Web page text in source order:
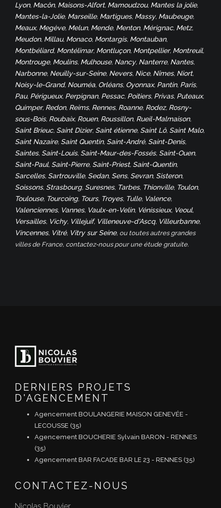
Lyon, Macôn, Maisons-Alfort, Mamoudzou, Mantes la jolie,
Mantes-la-Jolie, Marseille, Martigues, Massy, Maubeuge,
Meaux, Megève, Melun, Mende, Menton, Mérignac, Metz,
Meudon, Millau, Monaco, Montargis, Montauban,
Montbéliard, Montélimar, Montluçon, Montpellier, Montreuil,
Montrouge, Moulins, Mulhouse, Nancy, Nanterre, Nantes,
Narbonne, Neuilly-sur-Seine, Nevers, Nice, Nîmes, Niort,
Noisy-le-Grand, Nouméa, Orléans, Oyonnax, Pantin, Paris,
Pau, Périgueux, Perpignan, Pessac, Poitiers, Privas, Puteaux,
Quimper, Redon, Reims, Rennes, Roanne, Rodez, Rosny-
sous-Bois, Roubaix, Rouen, Roussillon, Rueil-Malmaison,
Saint Brieuc, Saint Dizier, Saint étienne, Saint Lô, Saint Malo,
Saint Nazaire, Saint Quentin, Saint-André, Saint-Denis,
Saintes, Saint-Louis, Saint-Maur-des-Fossés, Saint-Ouen,
Saint-Paul, Saint-Pierre, Saint-Priest, Saint-Quentin,
Sarcelles, Sartrouville, Sedan, Sens, Sevran, Sisteron,
Soissons, Strasbourg, Suresnes, Tarbes, Thionville, Toulon,
Toulouse, Tourcoing, Tours, Troyes, Tulle, Valence,
Valenciennes, Vannes, Vaulx-en-Velin, Vénissieux, Veoul,
Versailles, Vichy, Villejuif, Villeneuve-d'Ascq, Villeurbanne,
Vincennes, Vitré, Vitry sur Seine, ou toutes autres grandes
villes de France, contactez-nous pour une étude gratuite.
DERNIERS PROJETS
D'AGENCEMENT
Agencement BOULANGERIE MAISON GENEVÉE -
LECOUSSE (35)
Agencement BOUCHERIE Sylvain BARON - RENNES
(35)
Agencement BAR FACADE BAR LE 23 - RENNES (35)
CONTACTEZ-NOUS